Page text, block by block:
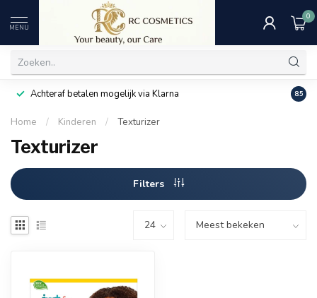
MENU
0
Achteraf betalen mogelijk via Klarna 8.5
Home / Kinderen / Texturizer
Texturizer
Filters